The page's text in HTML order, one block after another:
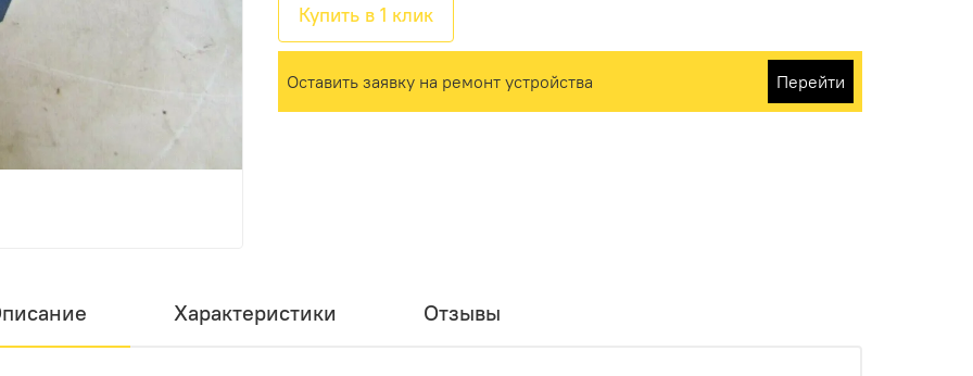
Купить в 1 клик
Оставить заявку на ремонт устройства Перейти
Характеристики Отзывы